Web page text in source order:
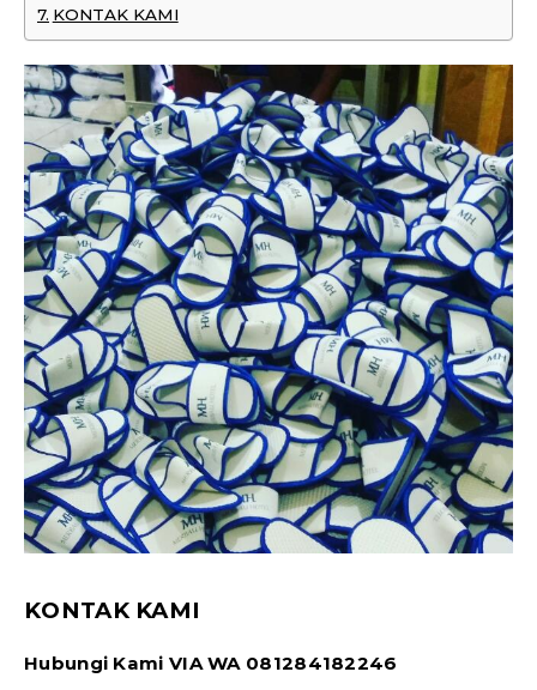
KONTAK KAMI
KONTAK KAMI
Hubungi Kami VIA WA 081284182246